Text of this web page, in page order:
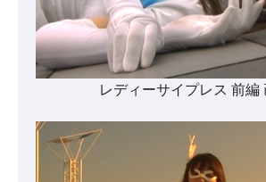
レディーサイプレス 前編